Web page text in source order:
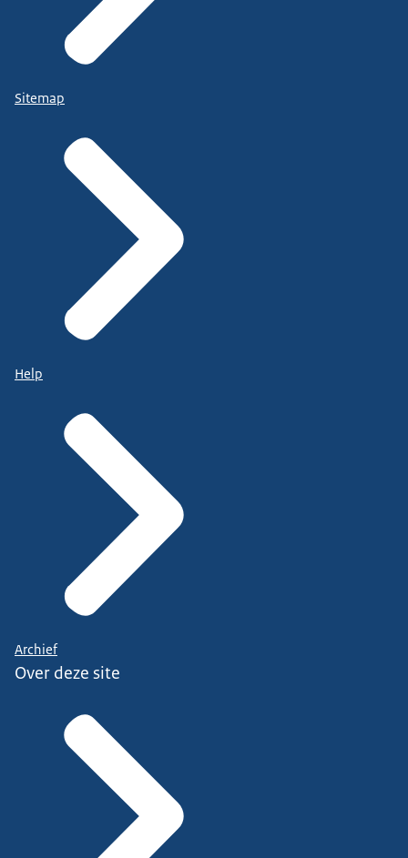
Sitemap
Help
Archief
Over deze site